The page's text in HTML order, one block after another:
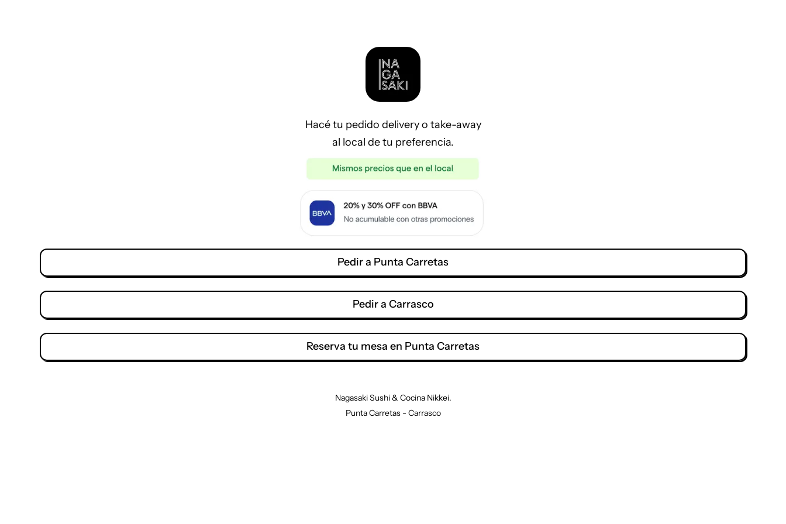
Hacé tu pedido delivery o take-away
al local de tu preferencia.
Pedir a Punta Carretas
Pedir a Carrasco
Reserva tu mesa en Punta Carretas
Nagasaki Sushi & Cocina Nikkei.
Punta Carretas - Carrasco